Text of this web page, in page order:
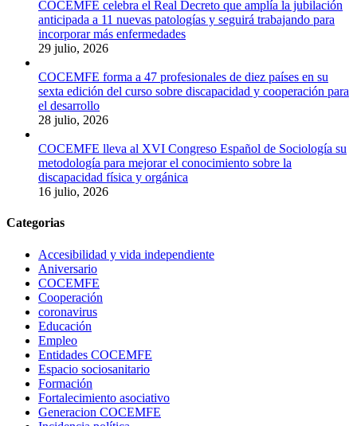
COCEMFE celebra el Real Decreto que amplía la jubilación
anticipada a 11 nuevas patologías y seguirá trabajando para
incorporar más enfermedades
29 julio, 2026
COCEMFE forma a 47 profesionales de diez países en su
sexta edición del curso sobre discapacidad y cooperación para
el desarrollo
28 julio, 2026
COCEMFE lleva al XVI Congreso Español de Sociología su
metodología para mejorar el conocimiento sobre la
discapacidad física y orgánica
16 julio, 2026
Categorias
Accesibilidad y vida independiente
Aniversario
COCEMFE
Cooperación
coronavirus
Educación
Empleo
Entidades COCEMFE
Espacio sociosanitario
Formación
Fortalecimiento asociativo
Generacion COCEMFE